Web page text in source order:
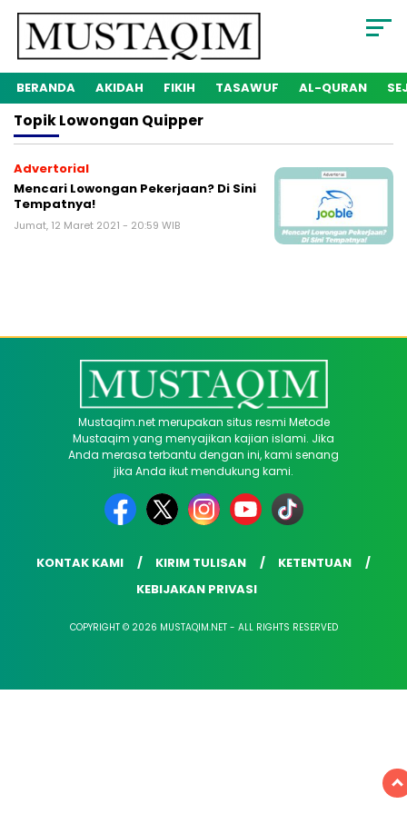
BERANDA AKIDAH FIKIH TASAWUF AL-QURAN
TopikLowongan Quipper
Advertorial
Mencari Lowongan Pekerjaan? Di Sini
Tempatnya!
Jumat, 12 Maret 2021 - 20:59 WIB
Mustaqim.net merupakan situs resmi Metode
Mustaqim yang menyajikan kajian islami. Jika
Anda merasa terbantu dengan ini, kami senang
jika Anda ikut mendukung kami.
KONTAK KAMI KIRIM TULISAN
KETENTUAN
KEBIJAKAN PRIVASI
COPYRIGHT © 2026 MUSTAQIM.NET - ALL RIGHTS RESERVED